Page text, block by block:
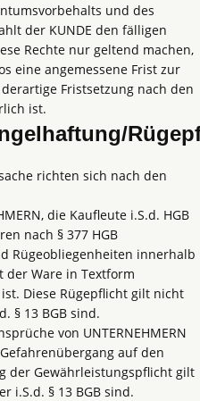
und des
der KUNDE den fälligen
Rechte nur geltend machen,
eine angemessene Frist zur
Fristsetzung nach den
ist.
richten sich nach den
die Kaufleute i.S.d. HGB
nach § 377 HGB
Rügeobliegenheiten innerhalb
der Ware in Textform
Diese Rügepflicht gilt nicht
§ 13 BGB sind.
von UNTERNEHMERN
auf den
der Gewährleistungspflicht gilt
i.S.d. § 13 BGB sind.